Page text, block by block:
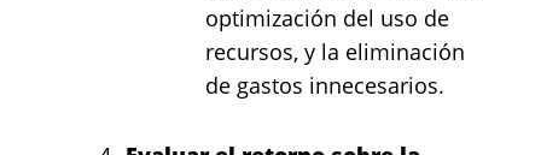
optimización del uso de
recursos, y la eliminación
de gastos innecesarios.